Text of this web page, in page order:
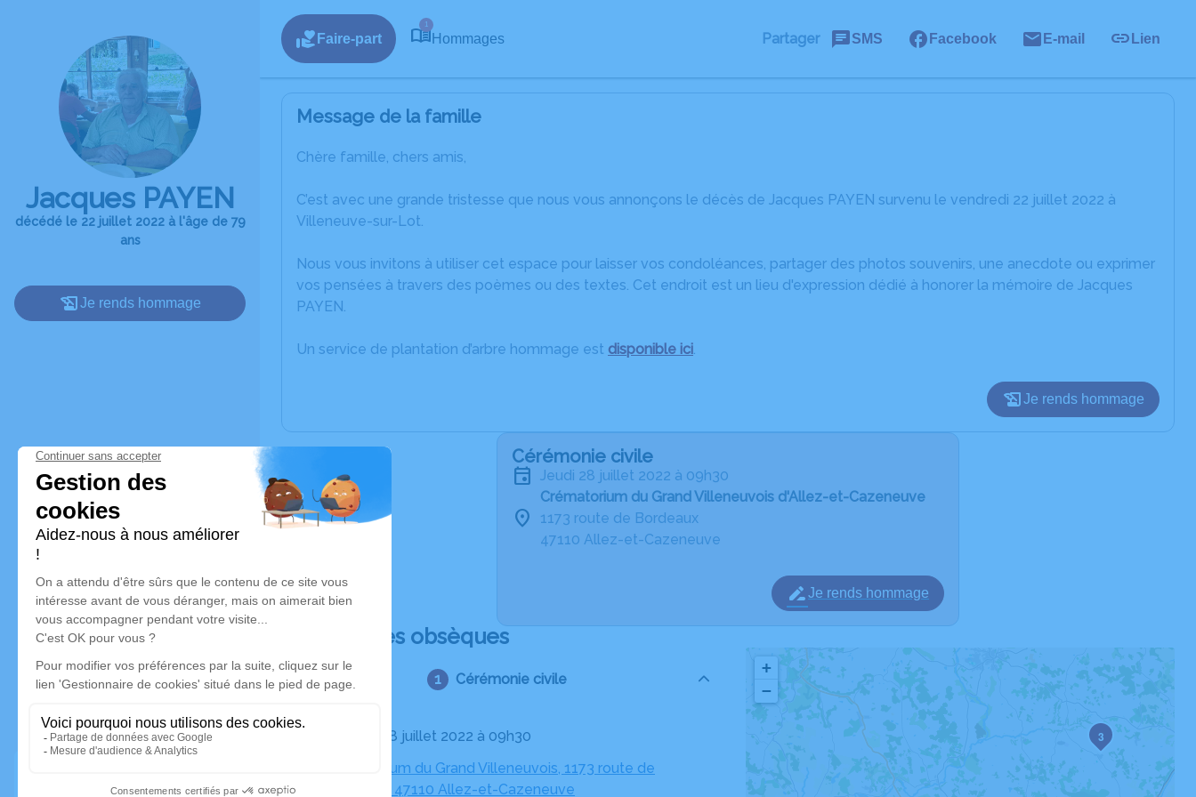
Jacques PAYEN
décédé le 22 juillet 2022 à l'âge de 79
ans
Je rends hommage
Faire-part
1
Hommages Partager SMS Facebook E-mail Lien
Message de la famille
Chère famille, chers amis,
C’est avec une grande tristesse que nous vous annonçons le décès de Jacques PAYEN survenu le vendredi 22 juillet 2022 à
Villeneuve-sur-Lot.
Nous vous invitons à utiliser cet espace pour laisser vos condoléances, partager des photos souvenirs, une anecdote ou exprimer
vos pensées à travers des poèmes ou des textes. Cet endroit est un lieu d'expression dédié à honorer la mémoire de Jacques
PAYEN.
Un service de plantation d’arbre hommage est disponible ici.
Je rends hommage
Cérémonie civile
jeudi 28 juillet 2022 à 09h30
Crématorium du Grand Villeneuvois d'Allez-et-Cazeneuve
1173 route de Bordeaux
47110 Allez-et-Cazeneuve
Je rends hommage
Déroulé des obsèques
Cérémonie civile
Le jeudi 28 juillet 2022 à 09h30
Crématorium du Grand Villeneuvois, 1173 route de
Bordeaux, 47110 Allez-et-Cazeneuve
3
+
−